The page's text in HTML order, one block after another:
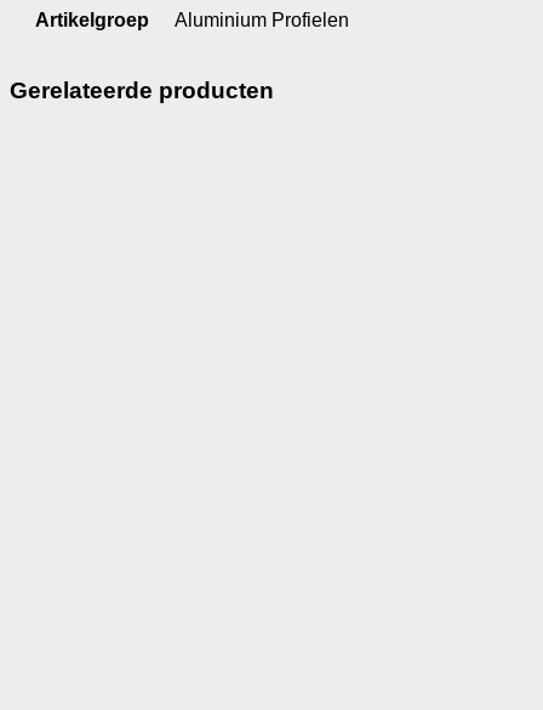
Artikelgroep Aluminium Profielen
Gerelateerde producten